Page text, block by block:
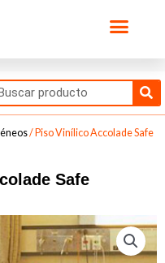
/ Piso Vinílico Accolade Safe
Safe